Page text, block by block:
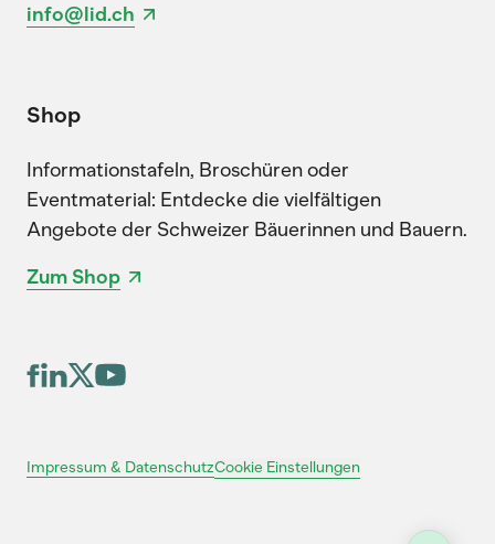
info@lid.ch
Shop
Informationstafeln, Broschüren oder
Eventmaterial: Entdecke die vielfältigen
Angebote der Schweizer Bäuerinnen und Bauern.
Zum Shop
Impressum & DatenschutzCookie Einstellungen